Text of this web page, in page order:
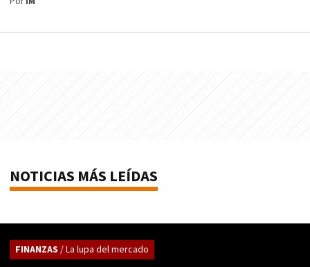
NOTICIAS MÁS LEÍDAS
FINANZAS / La lupa del mercado